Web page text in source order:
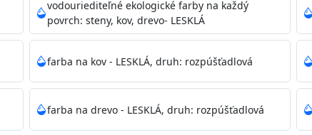
škôlky, telocvične, a samozrejme je
(trieda 2 podľa EN 13300) pri
povrchov. Má vynikajúcu kryciu schopnosť,
tónovať v bohatej škále odtieňov.
Pantone
vodouriediteľné ekologické farby na každý
povrch: steny, kov, drevo- LESKLÁ
farba na kov - LESKLÁ, druh: rozpúšťadlová
farba na drevo - LESKLÁ, druh: rozpúšťadlová